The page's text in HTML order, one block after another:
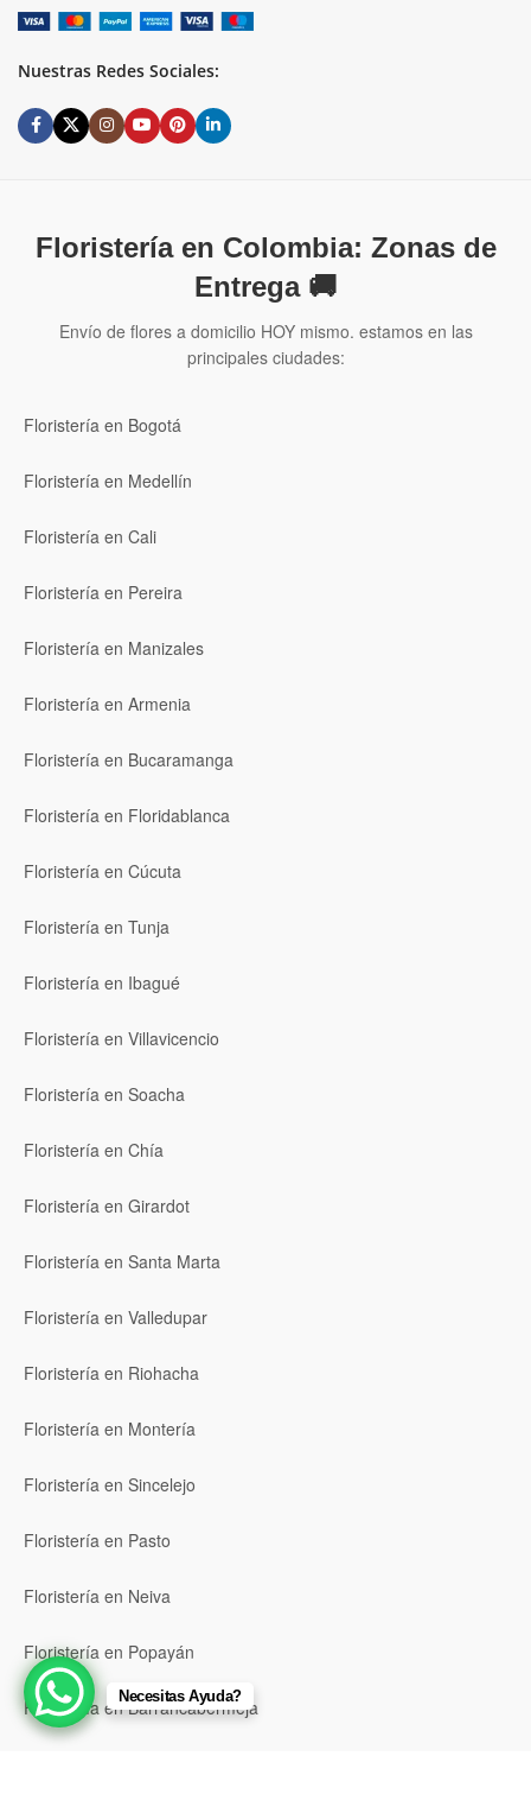
Nuestras Redes Sociales:
Floristería en Colombia: Zonas de
Entrega 🚚
Envío de flores a domicilio HOY mismo. estamos en las
principales ciudades:
Floristería en Bogotá
Floristería en Medellín
Floristería en Cali
Floristería en Pereira
Floristería en Manizales
Floristería en Armenia
Floristería en Bucaramanga
Floristería en Floridablanca
Floristería en Cúcuta
Floristería en Tunja
Floristería en Ibagué
Floristería en Villavicencio
Floristería en Soacha
Floristería en Chía
Floristería en Girardot
Floristería en Santa Marta
Floristería en Valledupar
Floristería en Riohacha
Floristería en Montería
Floristería en Sincelejo
Floristería en Pasto
Floristería en Neiva
Floristería en Popayán
Floristería en Barrancabermeja
Necesitas Ayuda?